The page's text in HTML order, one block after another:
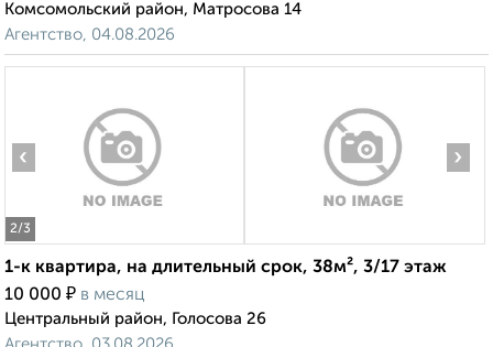
Комсомольский район, Матросова 14
Агентство, 04.08.2026
2/3
‹ ›
1-к квартира, на длительный срок, 38м², 3/17 этаж
10 000 ₽ в месяц
Центральный район, Голосова 26